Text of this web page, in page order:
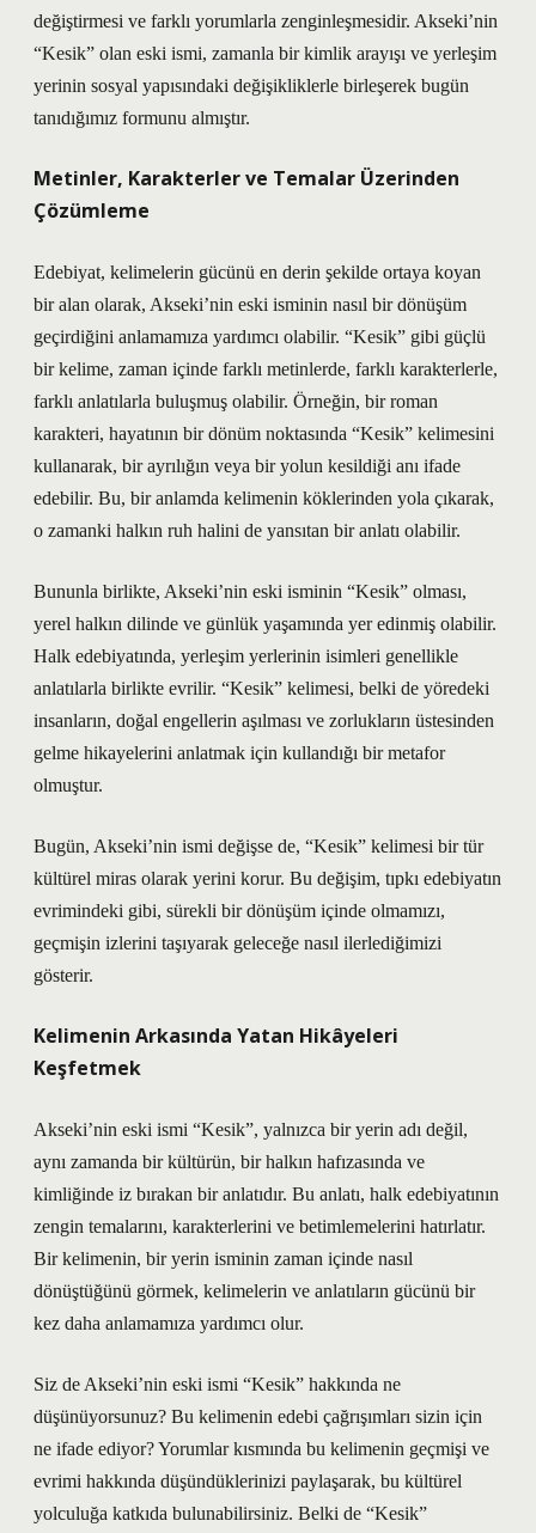
değiştirmesi ve farklı yorumlarla zenginleşmesidir. Akseki’nin
“Kesik” olan eski ismi, zamanla bir kimlik arayışı ve yerleşim
yerinin sosyal yapısındaki değişikliklerle birleşerek bugün
tanıdığımız formunu almıştır.
Metinler, Karakterler ve Temalar Üzerinden
Çözümleme
Edebiyat, kelimelerin gücünü en derin şekilde ortaya koyan
bir alan olarak, Akseki’nin eski isminin nasıl bir dönüşüm
geçirdiğini anlamamıza yardımcı olabilir. “Kesik” gibi güçlü
bir kelime, zaman içinde farklı metinlerde, farklı karakterlerle,
farklı anlatılarla buluşmuş olabilir. Örneğin, bir roman
karakteri, hayatının bir dönüm noktasında “Kesik” kelimesini
kullanarak, bir ayrılığın veya bir yolun kesildiği anı ifade
edebilir. Bu, bir anlamda kelimenin köklerinden yola çıkarak,
o zamanki halkın ruh halini de yansıtan bir anlatı olabilir.
Bununla birlikte, Akseki’nin eski isminin “Kesik” olması,
yerel halkın dilinde ve günlük yaşamında yer edinmiş olabilir.
Halk edebiyatında, yerleşim yerlerinin isimleri genellikle
anlatılarla birlikte evrilir. “Kesik” kelimesi, belki de yöredeki
insanların, doğal engellerin aşılması ve zorlukların üstesinden
gelme hikayelerini anlatmak için kullandığı bir metafor
olmuştur.
Bugün, Akseki’nin ismi değişse de, “Kesik” kelimesi bir tür
kültürel miras olarak yerini korur. Bu değişim, tıpkı edebiyatın
evrimindeki gibi, sürekli bir dönüşüm içinde olmamızı,
geçmişin izlerini taşıyarak geleceğe nasıl ilerlediğimizi
gösterir.
Kelimenin Arkasında Yatan Hikâyeleri
Keşfetmek
Akseki’nin eski ismi “Kesik”, yalnızca bir yerin adı değil,
aynı zamanda bir kültürün, bir halkın hafızasında ve
kimliğinde iz bırakan bir anlatıdır. Bu anlatı, halk edebiyatının
zengin temalarını, karakterlerini ve betimlemelerini hatırlatır.
Bir kelimenin, bir yerin isminin zaman içinde nasıl
dönüştüğünü görmek, kelimelerin ve anlatıların gücünü bir
kez daha anlamamıza yardımcı olur.
Siz de Akseki’nin eski ismi “Kesik” hakkında ne
düşünüyorsunuz? Bu kelimenin edebi çağrışımları sizin için
ne ifade ediyor? Yorumlar kısmında bu kelimenin geçmişi ve
evrimi hakkında düşündüklerinizi paylaşarak, bu kültürel
yolculuğa katkıda bulunabilirsiniz. Belki de “Kesik”